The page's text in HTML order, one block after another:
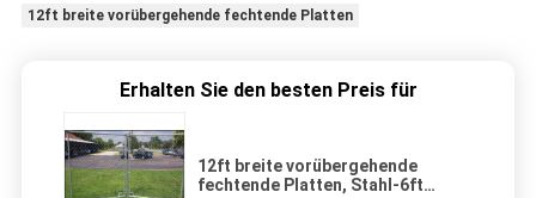
12ft breite vorübergehende fechtende Platten
Erhalten Sie den besten Preis für
12ft breite vorübergehende
fechtende Platten, Stahl-6ft